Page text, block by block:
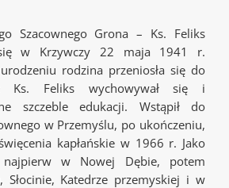
Szacownego Grona – Ks. Feliks
w Krzywczy 22 maja 1941 r.
rodzina przeniosła się do
Ks. Feliks wychowywał się i
szczeble edukacji. Wstąpił do
w Przemyślu, po ukończeniu,
kapłańskie w 1966 r. Jako
najpierw w Nowej Dębie, potem
Słocinie, Katedrze przemyskiej i w